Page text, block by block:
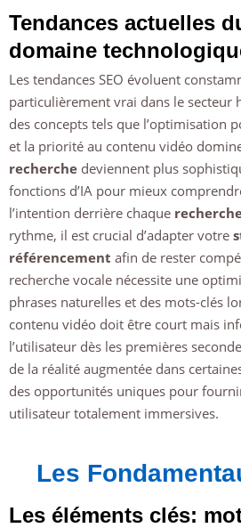
Tendances actuelles
domaine
Les tendances SEO évoluent
particulièrement vrai dans le secteur
des concepts tels que l’optimisation
et la priorité au contenu vidéo
recherche deviennent plus
fonctions d’IA pour mieux
l’intention derrière chaque
rythme, il est crucial d’adapter votre
référencement afin de rester
recherche vocale nécessite une
phrases naturelles et des mots-clés
contenu vidéo doit être court mais
l’utilisateur dès les premières
de la réalité augmentée dans
des opportunités uniques pour
utilisateur totalement immersives.
Les
Les éléments clés: